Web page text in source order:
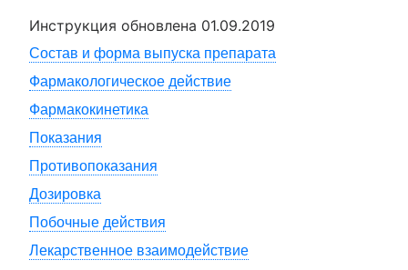
Инструкция обновлена 01.09.2019
Состав и форма выпуска препарата
Фармакологическое действие
Фармакокинетика
Показания
Противопоказания
Дозировка
Побочные действия
Лекарственное взаимодействие